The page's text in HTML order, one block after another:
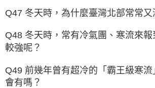
Q47 冬天時，為什麼臺灣北部常常又
Q48 冬天時，常有冷氣團、寒流來
較強呢？
Q49 前幾年曾有超冷的「霸王級寒
會有嗎？